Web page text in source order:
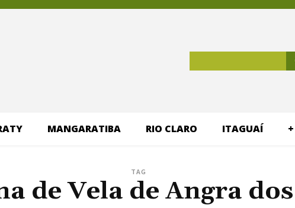
MANGARATIBA RIO CLARO ITAGUAÍ
TAG
de Vela de Angra